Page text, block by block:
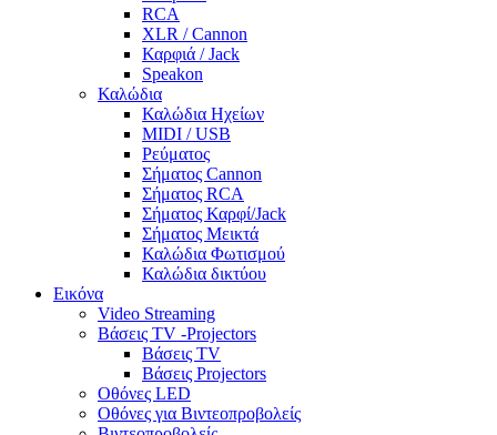
RCA
XLR / Cannon
Καρφιά / Jack
Speakon
Καλώδια
Καλώδια Ηχείων
MIDI / USB
Ρεύματος
Σήματος Cannon
Σήματος RCA
Σήματος Καρφί/Jack
Σήματος Μεικτά
Καλώδια Φωτισμού
Καλώδια δικτύου
Εικόνα
Video Streaming
Βάσεις TV -Projectors
Βάσεις TV
Βάσεις Projectors
Οθόνες LED
Οθόνες για Βιντεοπροβολείς